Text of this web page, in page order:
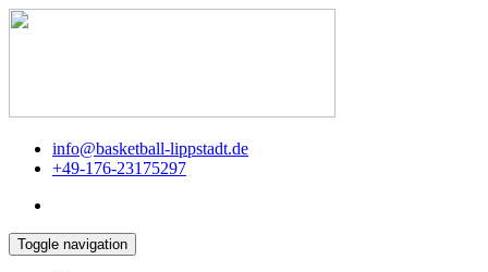
info@basketball-lippstadt.de
+49-176-23175297
Toggle navigation